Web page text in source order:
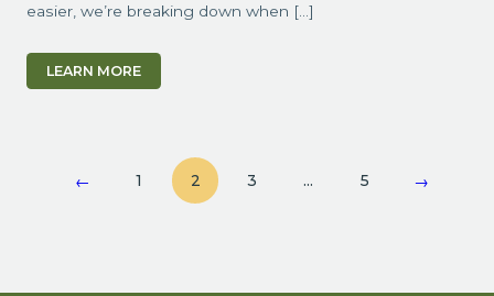
easier, we’re breaking down when […]
LEARN MORE
← 1 2 3 … 5 →